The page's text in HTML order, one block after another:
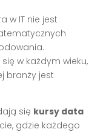
w IT nie jest
w każdym wieku,
branży jest
się kursy data
gdzie każdego